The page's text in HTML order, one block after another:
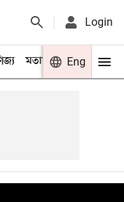
Login
মতামত খেলা
Eng